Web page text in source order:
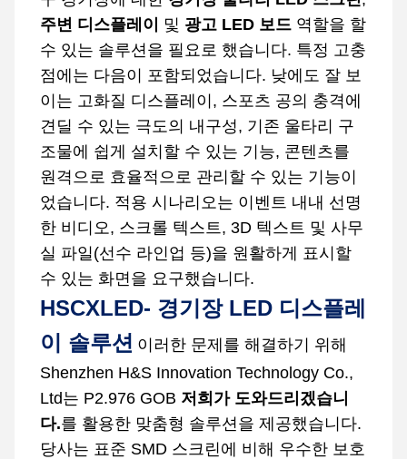
주변 디스플레이
및 광고 LED 보드 역할을 할
수 있는 솔루션을 필요로 했습니다. 특정 고충
점에는 다음이 포함되었습니다. 낮에도 잘 보
이는 고화질 디스플레이, 스포츠 공의 충격에
견딜 수 있는 극도의 내구성, 기존 울타리 구
조물에 쉽게 설치할 수 있는 기능, 콘텐츠를
원격으로 효율적으로 관리할 수 있는 기능이
었습니다. 적용 시나리오는 이벤트 내내 선명
한 비디오, 스크롤 텍스트, 3D 텍스트 및 사무
실 파일(선수 라인업 등)을 원활하게 표시할
수 있는 화면을 요구했습니다.
HSCXLED- 경기장 LED 디스플레
이 솔루션 이러한 문제를 해결하기 위해
Shenzhen H&S Innovation Technology Co.,
Ltd는 P2.976 GOB 저희가 도와드리겠습니
다.를 활용한 맞춤형 솔루션을 제공했습니다.
당사는 표준 SMD 스크린에 비해 우수한 보호